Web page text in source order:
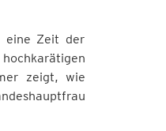
eine Zeit der
zeigt, wie